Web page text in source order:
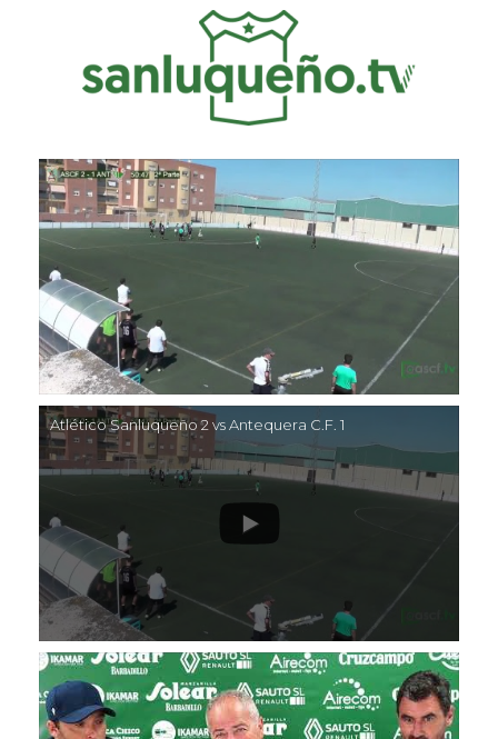
Atlético Sanluqueño 2 vs Antequera C.F. 1